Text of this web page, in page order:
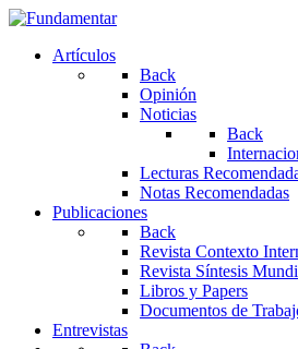
Artículos
Back
Opinión
Noticias
Back
Lecturas
Notas Recomendadas
Publicaciones
Back
Revista Contexto
Revista Síntesis
Libros y Papers
Documentos de
Entrevistas